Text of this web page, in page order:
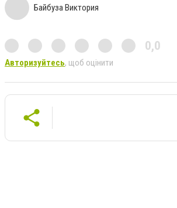
Байбуза Виктория
0,0
Авторизуйтесь, щоб оцінити